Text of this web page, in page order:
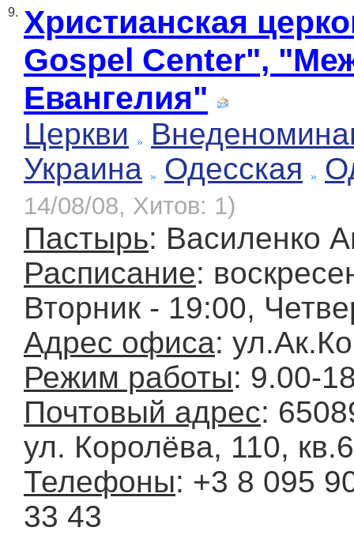
9. Христианская
Gospel Center",
Евангелия"
Церкви
Украина
Одесская
14/08/08, Хитов: 1)
Пастырь: Василенко
Расписание:
Вторник - 19:00,
Адрес офиса:
Режим работы: 9.00-
Почтовый адрес:
ул. Королёва, 110,
Телефоны: +3 8 095
33 43